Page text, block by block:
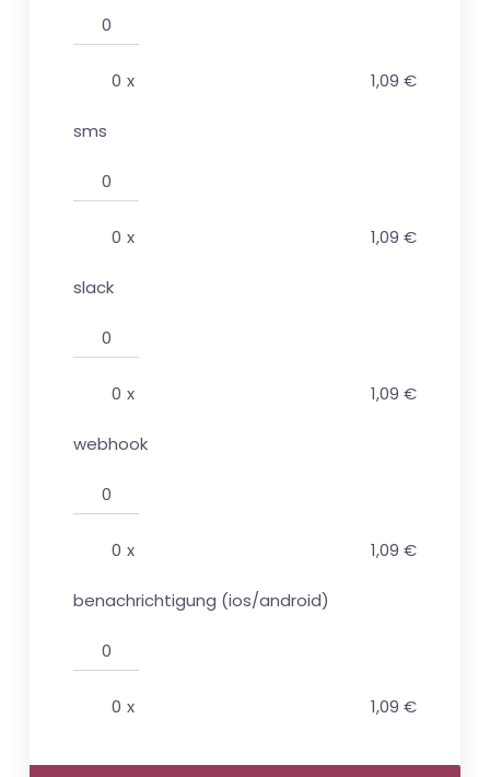
0 x 1,09 €
sms
0 x 1,09 €
slack
0 x 1,09 €
webhook
0 x 1,09 €
benachrichtigung (ios/android)
0 x 1,09 €